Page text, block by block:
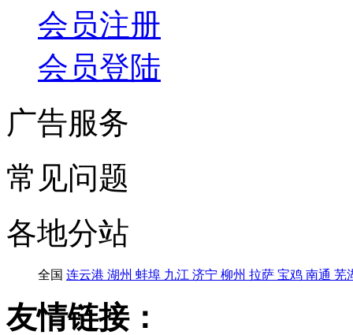
会员注册
会员登陆
广告服务
常见问题
各地分站
全国 连云港 湖州 蚌埠 九江 济宁 柳州 拉萨 宝鸡 南通 芜
友情链接：